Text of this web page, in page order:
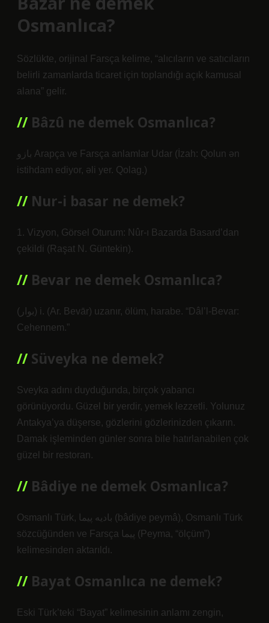
Osmanlıca?
Sözlükte, orijinal Farsça kelime, “alıcıların ve satıcıların
belirli zamanlarda ticaret için toplandığı açık kamusal
alana” gelir.
Bâzû ne demek Osmanlıca?
بازو Arapça ve Farsça anlamlar Udar (İzah: Qolun ən
istihdam ediyor, əli yer. Qolag.)
Nur-i basar ne demek?
1. Vizyon, Görsel Oturum: Nûr-ı Bazarda Basard’dan
çekildi (Raşat N. Güntekin).
Bevar ne demek Osmanlıca?
(ﺑﻮﺍﺭ) i. (Ar. Bevār) uzanır, ölüm, harabe. “Dâl’l-Bevar:
Cehennem.”
Süveyka ne demek?
Sveyka adını duyduğunda, birçok yabancı
görünüyordu. Güzel bir yerdir, yemek lezzetli. Yolunuz
Antakya’ya düşerse, gözlerini gözlerinizden çıkarın.
Damak işleminden günler sonra bile hatırlanabilen çok
güzel bir restoran.
Bâdiye ne demek Osmanlıca?
Osmanlı Türk, بادیه پیما (bâdiye peymâ), Osmanlı Türk
sözcüğünden ve Farsça پیما (Peyma, “ölçüm”)
kelimesinden aktarıldı.
Bayat Osmanlıca ne demek?
Eski Türk’teki “Bayat” kelimesinin anlamı zengin,